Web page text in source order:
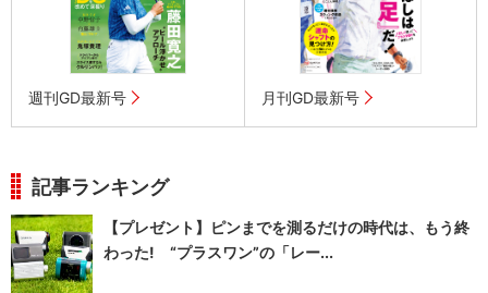
週刊GD最新号 月刊GD最新号
記事ランキング
【プレゼント】ピンまでを測るだけの時代は、もう終
わった! “プラスワン”の「レー...